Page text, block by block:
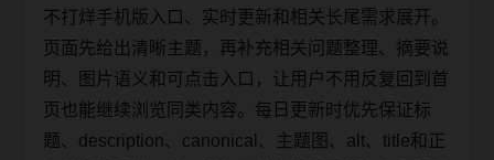
不打烊手机版入口、实时更新和相关长尾需求展开。
页面先给出清晰主题，再补充相关问题整理、摘要说
明、图片语义和可点击入口，让用户不用反复回到首
页也能继续浏览同类内容。每日更新时优先保证标
题、description、canonical、主题图、alt、title和正